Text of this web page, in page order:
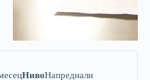
НивоНапреднали